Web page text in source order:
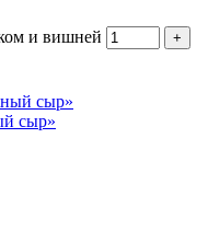
и вишней
+
сыр»